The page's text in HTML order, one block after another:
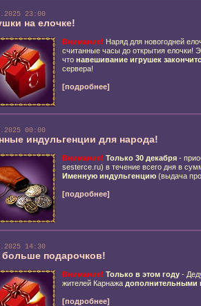
23:00
на елочке!
Внимание! Наряд для новогодней
считанные часы до открытия елочки!
что навешивание игрушек
сервера!
[подробнее]
00:00
индульгенции для народа!
Внимание! Только 30 декабря -
sesterce.ru) в течение всего дня в
Именную индульгенцию (выдача
[подробнее]
14:30
подарочков!
Внимание! Только в этом году-
жителей Карнажа дополнительными
[подробнее]